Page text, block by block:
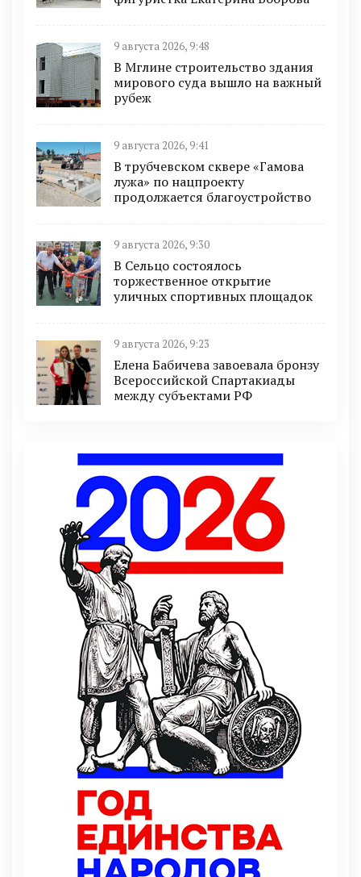
9 августа 2026, 9:48
В Мглине строительство здания
мирового суда вышло на важный
рубеж
9 августа 2026, 9:41
В трубчевском сквере «Гамова
лужа» по нацпроекту
продолжается благоустройство
9 августа 2026, 9:30
В Сельцо состоялось
торжественное открытие
уличных спортивных площадок
9 августа 2026, 9:23
Елена Бабичева завоевала бронзу
Всероссийской Спартакиады
между субъектами РФ